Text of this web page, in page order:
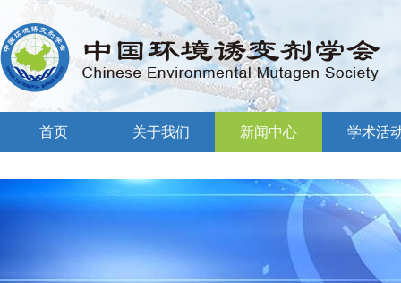
首页 关于我们 新闻中心 学术活